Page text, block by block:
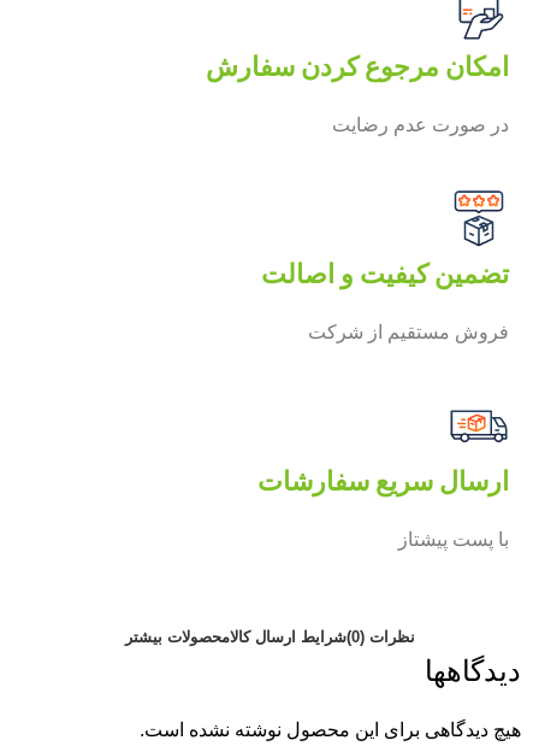
امکان مرجوع کردن سفارش
در صورت عدم رضایت
تضمین کیفیت و اصالت
فروش مستقیم از شرکت
ارسال سریع سفارشات
با پست پیشتاز
نظرات (0) شرایط ارسال کالامحصولات بیشتر
دیدگاهها
هیچ دیدگاهی برای این محصول نوشته نشده است.